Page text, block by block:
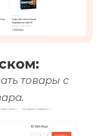
товары с